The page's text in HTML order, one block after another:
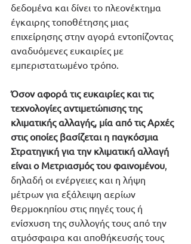
δεδομένα και δίνει το πλεονέκτημα
έγκαιρης τοποθέτησης μιας
επιχείρησης στην αγορά εντοπίζοντας
αναδυόμενες ευκαιρίες με
εμπεριστατωμένο τρόπο.
Όσον αφορά τις ευκαιρίες και τις
τεχνολογίες αντιμετώπισης της
κλιματικής αλλαγής, μία από τις Αρχές
στις οποίες βασίζεται η παγκόσμια
Στρατηγική για την κλιματική αλλαγή
είναι ο Μετριασμός του φαινομένου,
δηλαδή οι ενέργειες και η λήψη
μέτρων για εξάλειψη αερίων
θερμοκηπίου στις πηγές τους ή
ενίσχυση της συλλογής τους από την
ατμόσφαιρα και αποθήκευσής τους